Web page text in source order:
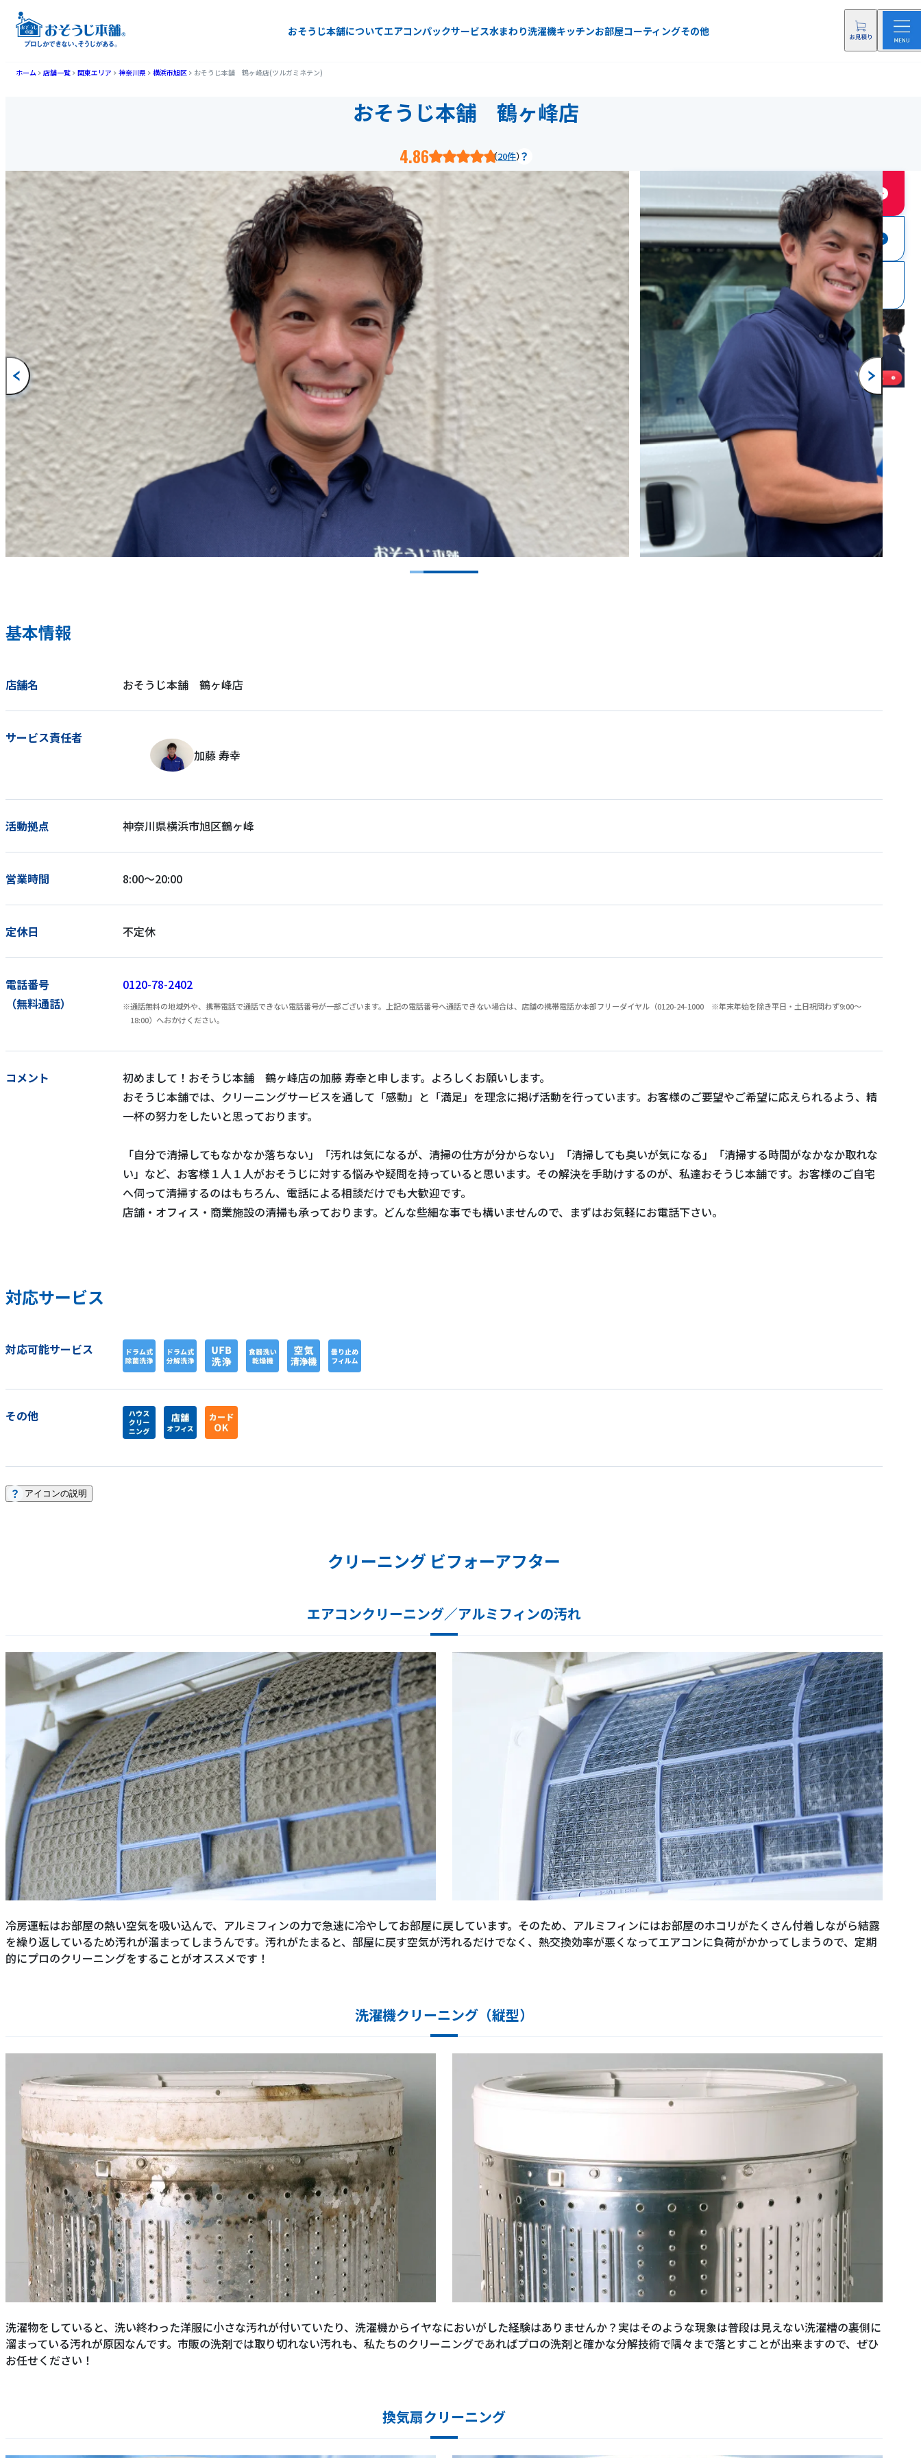
おそうじ本舗についてエアコンパックサービス水まわり洗濯機キッチンお部屋コーティングその他
ホーム 店舗一覧 関東エリア 神奈川県 横浜市旭区 おそうじ本舗 鶴ヶ峰店(ツルガミネテン)
おそうじ本舗 鶴ヶ峰店
4.86 20件
基本情報
店舗名 おそうじ本舗 鶴ヶ峰店
サービス責任者
加藤 寿幸
活動拠点 神奈川県横浜市旭区鶴ヶ峰
営業時間 8:00～20:00
定休日 不定休
電話番号
（無料通話）
0120-78-2402
通話無料の地域外や、携帯電話で通話できない電話番号が一部ございます。上記の電話番号へ通話できない場合は、店舗の携帯電話か本部フリーダイヤル（0120-24-1000 ※年末年始を除き平日・土日祝問わず9:00～
18:00）へおかけください。
コメント
初めまして！おそうじ本舗 鶴ヶ峰店の加藤 寿幸と申します。よろしくお願いします。
おそうじ本舗では、クリーニングサービスを通して「感動」と「満足」を理念に掲げ活動を行っています。お客様のご要望やご希望に応えられるよう、精
一杯の努力をしたいと思っております。
「自分で清掃してもなかなか落ちない」「汚れは気になるが、清掃の仕方が分からない」「清掃しても臭いが気になる」「清掃する時間がなかなか取れな
い」など、お客様１人１人がおそうじに対する悩みや疑問を持っていると思います。その解決を手助けするのが、私達おそうじ本舗です。お客様のご自宅
へ伺って清掃するのはもちろん、電話による相談だけでも大歓迎です。
店舗・オフィス・商業施設の清掃も承っております。どんな些細な事でも構いませんので、まずはお気軽にお電話下さい。
対応サービス
対応可能サービス
その他
アイコンの説明
クリーニング ビフォーアフター
エアコンクリーニング／アルミフィンの汚れ
冷房運転はお部屋の熱い空気を吸い込んで、アルミフィンの力で急速に冷やしてお部屋に戻しています。そのため、アルミフィンにはお部屋のホコリがたくさん付着しながら結露
を繰り返しているため汚れが溜まってしまうんです。汚れがたまると、部屋に戻す空気が汚れるだけでなく、熱交換効率が悪くなってエアコンに負荷がかかってしまうので、定期
的にプロのクリーニングをすることがオススメです！
洗濯機クリーニング（縦型）
洗濯物をしていると、洗い終わった洋服に小さな汚れが付いていたり、洗濯機からイヤなにおいがした経験はありませんか？実はそのような現象は普段は見えない洗濯槽の裏側に
溜まっている汚れが原因なんです。市販の洗剤では取り切れない汚れも、私たちのクリーニングであればプロの洗剤と確かな分解技術で隅々まで落とすことが出来ますので、ぜひ
お任せください！
換気扇クリーニング
店舗に依頼する
店舗にお問い合わせ
電話をする
0120-78-2402